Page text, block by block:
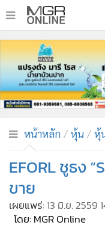
หน้าหลัก
• ทันเหตุการณ์
• ภาคใต้
• ภูมิภาค
• บันเทิง
• คอลัมนิสต์
• ละคร
CbizReview
หน้าหลัก หุ้น หุ้
EFORL ชูธง
ขาย
เผยแพร่: 13 มิ.ย. 2559
โดย: MGR Online